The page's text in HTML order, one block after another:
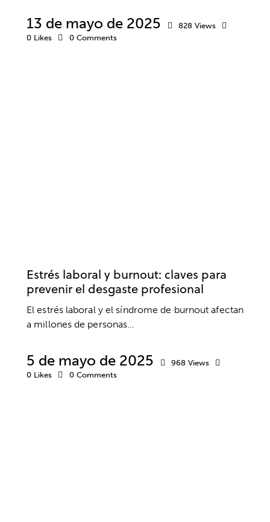
13 de mayo de 2025 828 Views
0 Likes 0 Comments
Estrés laboral y burnout: claves para
prevenir el desgaste profesional
El estrés laboral y el síndrome de burnout afectan
a millones de personas…
5 de mayo de 2025 968 Views
0 Likes 0 Comments